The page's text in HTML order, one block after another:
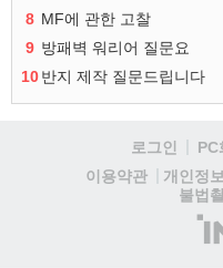
8 MF에 관한 고찰
9 방패벽 워리어 질문요
10반지 제작 질문드립니다
로그인 PC
이용약관
개인정
불법